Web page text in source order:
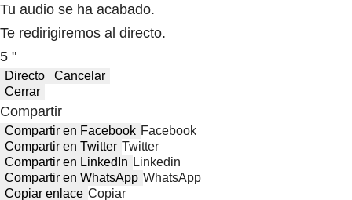
Tu audio se ha acabado.
Te redirigiremos al directo.
5 "
Directo
Cancelar
Cerrar
Compartir
Compartir en Facebook Facebook
Compartir en Twitter Twitter
Compartir en LinkedIn Linkedin
Compartir en WhatsApp WhatsApp
Copiar enlace Copiar